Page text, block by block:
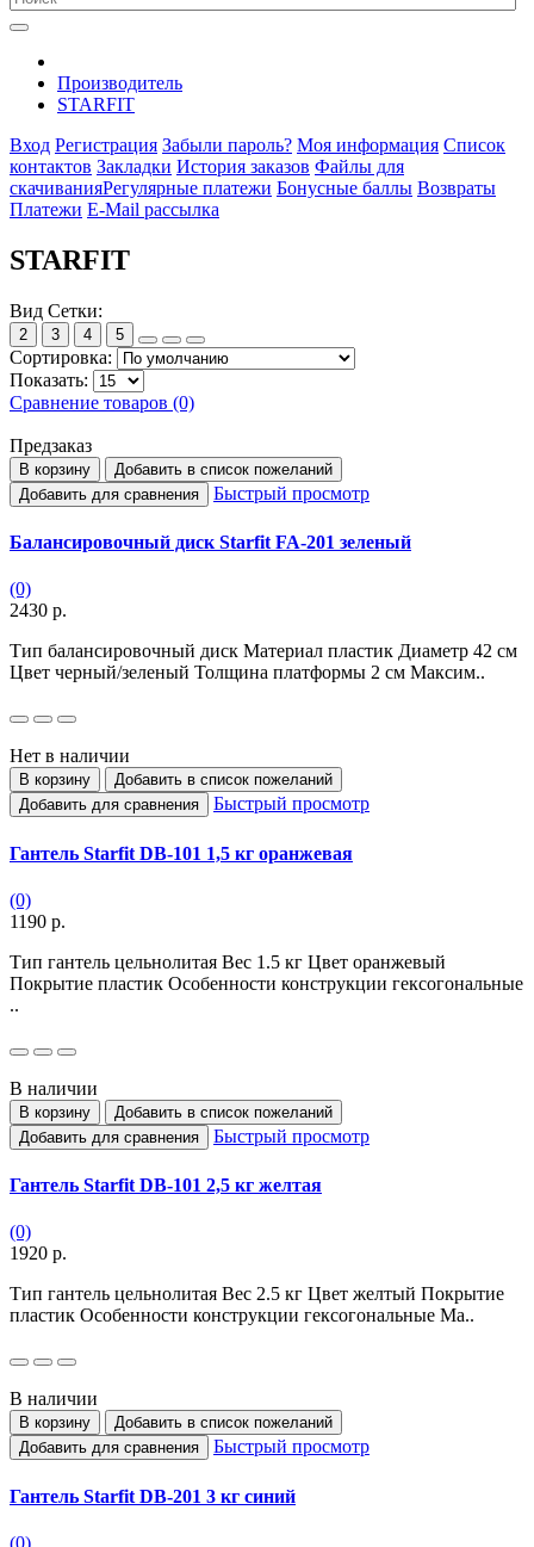
Производитель
STARFIT
Вход Регистрация Забыли пароль? Моя информация Список
контактов Закладки История заказов Файлы для
скачиванияРегулярные платежи Бонусные баллы Возвраты
Платежи E-Mail рассылка
STARFIT
Вид Сетки:
2 3 4 5
Сортировка:
Показать:
Сравнение товаров (0)
Предзаказ
В корзину
Добавить в список пожеланий
Добавить для сравнения
Быстрый просмотр
Балансировочный диск Starfit FA-201 зеленый
(0)
2430 р.
Тип балансировочный диск Материал пластик Диаметр 42 см
Цвет черный/зеленый Толщина платформы 2 см Максим..
Нет в наличии
В корзину
Добавить в список пожеланий
Добавить для сравнения
Быстрый просмотр
Гантель Starfit DB-101 1,5 кг оранжевая
(0)
1190 р.
Тип гантель цельнолитая Вес 1.5 кг Цвет оранжевый
Покрытие пластик Особенности конструкции гексогональные
..
В наличии
В корзину
Добавить в список пожеланий
Добавить для сравнения
Быстрый просмотр
Гантель Starfit DB-101 2,5 кг желтая
(0)
1920 р.
Тип гантель цельнолитая Вес 2.5 кг Цвет желтый Покрытие
пластик Особенности конструкции гексогональные Ма..
В наличии
В корзину
Добавить в список пожеланий
Добавить для сравнения
Быстрый просмотр
Гантель Starfit DB-201 3 кг синий
(0)